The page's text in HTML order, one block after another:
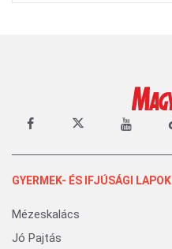
GYERMEK- ÉS IFJÚSÁGI LAPOK
Mézeskalács
Jó Pajtás